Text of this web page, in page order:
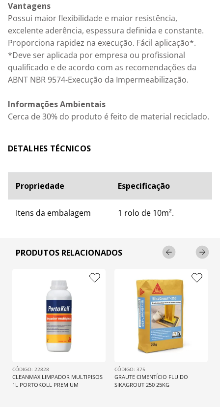
Vantagens
Possui maior flexibilidade e maior resistência,
excelente aderência, espessura definida e constante.
Proporciona rapidez na execução. Fácil aplicação*.
*Deve ser aplicada por empresa ou profissional
qualificado e de acordo com as recomendações da
ABNT NBR 9574-Execução da Impermeabilização.
Informações Ambientais
Cerca de 30% do produto é feito de material reciclado.
ESPECIFICAÇÕES TÉCNICAS
Propriedade Especificação
Itens da embalagem 1 rolo de 10m².
PRODUTOS RELACIONADOS
: 22828
CLEANMAX LIMPADOR MULTIPISOS
1L PORTOKOLL PREMIUM
: 375
GRAUTE CIMENTÍCIO FLUIDO
SIKAGROUT 250 25KG